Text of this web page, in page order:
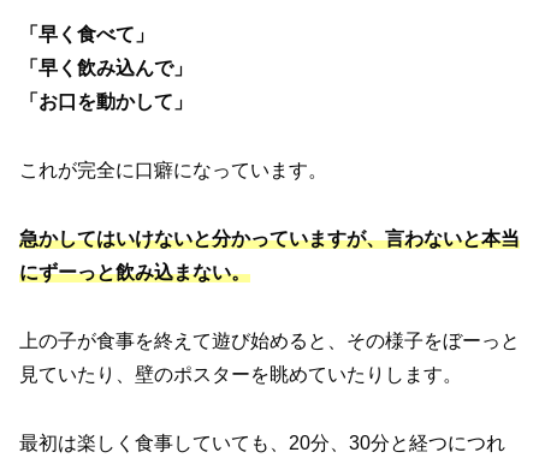
「早く食べて」
「早く飲み込んで」
「お口を動かして」
これが完全に口癖になっています。
急かしてはいけないと分かっていますが、言わないと本当
にずーっと飲み込まない。
上の子が食事を終えて遊び始めると、その様子をぼーっと
見ていたり、壁のポスターを眺めていたりします。
最初は楽しく食事していても、20分、30分と経つにつれ